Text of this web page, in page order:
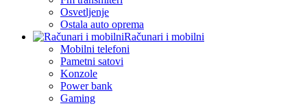
Osvetljenje
Ostala auto oprema
Računari i mobilni
Mobilni telefoni
Pametni satovi
Konzole
Power bank
Gaming